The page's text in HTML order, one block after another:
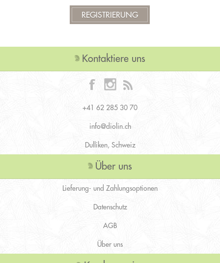
Kontaktiere uns
+41 62 285 30 70
info@diolin.ch
Dulliken, Schweiz
Über uns
Lieferung- und Zahlungsoptionen
Datenschutz
AGB
Über uns